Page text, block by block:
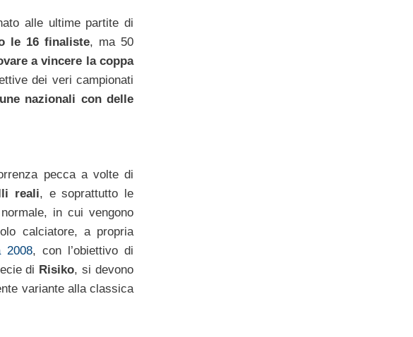
alle ultime partite di
le 16 finaliste, ma 50
a vincere la coppa
dei veri campionati
nazionali con delle
pecca a volte di
reali, e soprattutto le
in cui vengono
calciatore, a propria
2008, con l’obiettivo di
di Risiko, si devono
variante alla classica